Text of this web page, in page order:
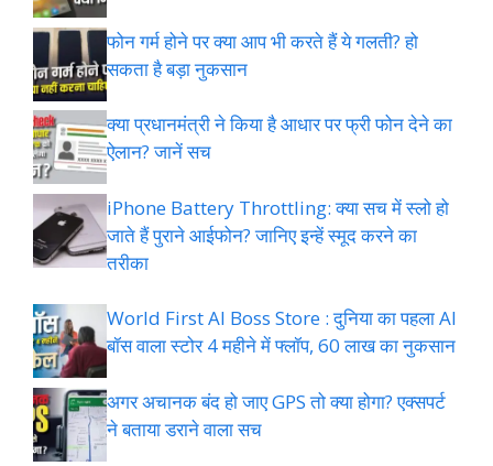
फोन गर्म होने पर क्या आप भी करते हैं ये गलती? हो
सकता है बड़ा नुकसान
क्या प्रधानमंत्री ने किया है आधार पर फ्री फोन देने का
ऐलान? जानें सच
iPhone Battery Throttling: क्या सच में स्लो हो
जाते हैं पुराने आईफोन? जानिए इन्हें स्मूद करने का
तरीका
World First AI Boss Store : दुनिया का पहला AI
बॉस वाला स्टोर 4 महीने में फ्लॉप, 60 लाख का नुकसान
अगर अचानक बंद हो जाए GPS तो क्या होगा? एक्सपर्ट
ने बताया डराने वाला सच